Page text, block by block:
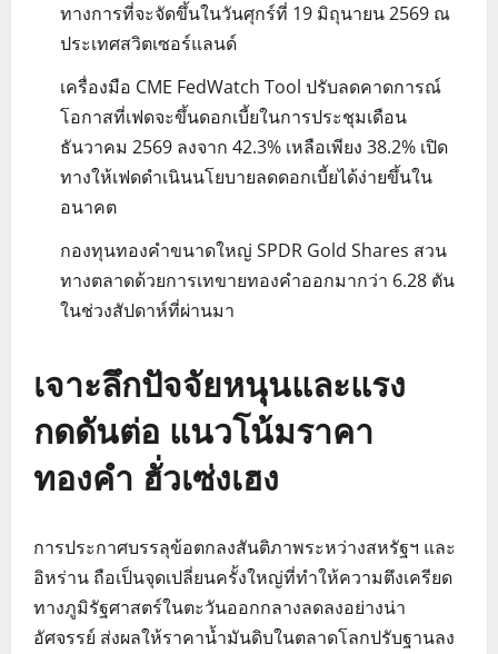
ทางการที่จะจัดขึ้นในวันศุกร์ที่ 19 มิถุนายน 2569 ณ
ประเทศสวิตเซอร์แลนด์
เครื่องมือ CME FedWatch Tool ปรับลดคาดการณ์
โอกาสที่เฟดจะขึ้นดอกเบี้ยในการประชุมเดือน
ธันวาคม 2569 ลงจาก 42.3% เหลือเพียง 38.2% เปิด
ทางให้เฟดดำเนินนโยบายลดดอกเบี้ยได้ง่ายขึ้นใน
อนาคต
กองทุนทองคำขนาดใหญ่ SPDR Gold Shares สวน
ทางตลาดด้วยการเทขายทองคำออกมากว่า 6.28 ตัน
ในช่วงสัปดาห์ที่ผ่านมา
เจาะลึกปัจจัยหนุนและแรง
กดดันต่อ แนวโน้มราคา
ทองคำ ฮั่วเซ่งเฮง
การประกาศบรรลุข้อตกลงสันติภาพระหว่างสหรัฐฯ และ
อิหร่าน ถือเป็นจุดเปลี่ยนครั้งใหญ่ที่ทำให้ความตึงเครียด
ทางภูมิรัฐศาสตร์ในตะวันออกกลางลดลงอย่างน่า
อัศจรรย์ ส่งผลให้ราคาน้ำมันดิบในตลาดโลกปรับฐานลง